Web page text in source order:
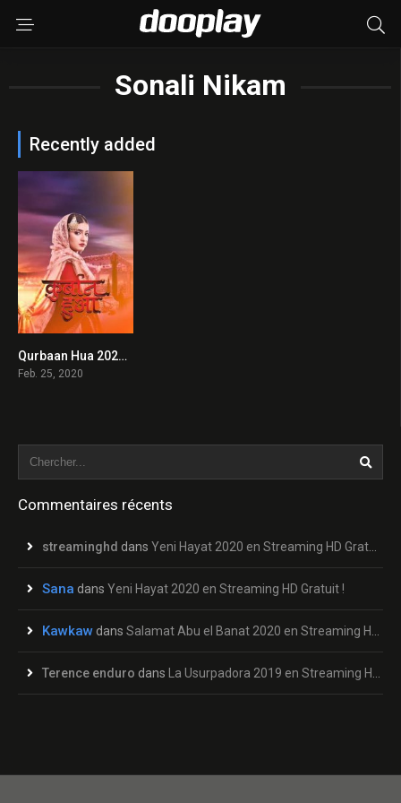
Sonali Nikam
Recently added
0
Qurbaan Hua 2020 en Streaming HD Gratuit !
Feb. 25, 2020
Commentaires récents
streaminghd dans Yeni Hayat 2020 en Streaming HD Gratuit !
Sana dans Yeni Hayat 2020 en Streaming HD Gratuit !
Kawkaw dans Salamat Abu el Banat 2020 en Streaming HD Gratuit !
Terence enduro dans La Usurpadora 2019 en Streaming HD Gratuit !